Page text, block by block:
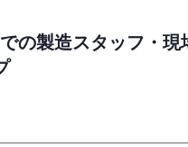
の製造スタッフ・